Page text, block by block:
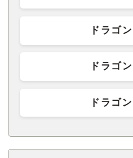
ドラゴ
ドラゴ
ドラゴ